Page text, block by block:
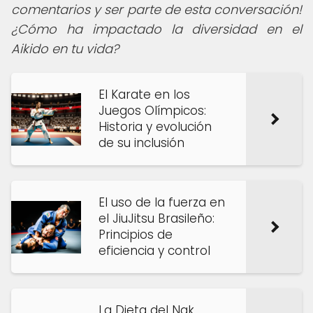
comentarios y ser parte de esta conversación!
¿Cómo ha impactado la diversidad en el
Aikido en tu vida?
El Karate en los
Juegos Olímpicos:
Historia y evolución
de su inclusión
El uso de la fuerza en
el JiuJitsu Brasileño:
Principios de
eficiencia y control